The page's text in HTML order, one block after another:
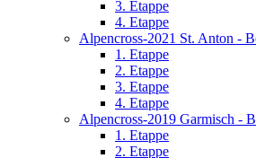
3. Etappe
4. Etappe
Alpencross-2021 St. Anton -
1. Etappe
2. Etappe
3. Etappe
4. Etappe
Alpencross-2019 Garmisch -
1. Etappe
2. Etappe